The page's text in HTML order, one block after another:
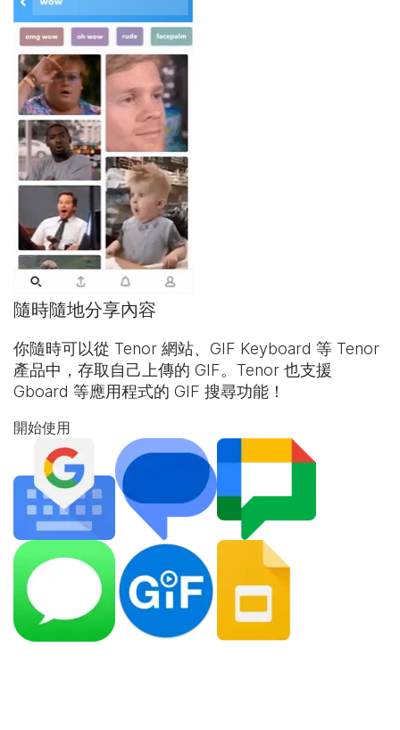
隨時隨地分享內容
你隨時可以從 Tenor 網站、 GIF Keyboard 等 Tenor
產品中，存取自己上傳的 GIF。Tenor 也支援
Gboard 等應用程式的 GIF 搜尋功能！
開始使用